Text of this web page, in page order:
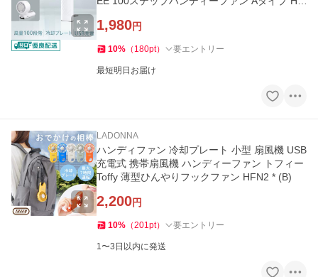
1,980円
10% （ 180pt） 要エントリー
最短明日お届け
LADONNA
ハンディファン 冷却プレート 小型 扇風機 USB
充電式 携帯扇風機 ハンディーファン トフィー
Toffy 薄型ひんやりフックファン HFN2 * (B)
2,200円
10% （201pt） 要エントリー
1〜3日以内に発送